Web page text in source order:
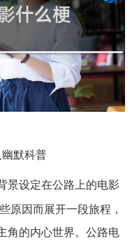
默科普
景设定在公路上的电影
原因而展开一段旅程，
角的内心世界。公路电